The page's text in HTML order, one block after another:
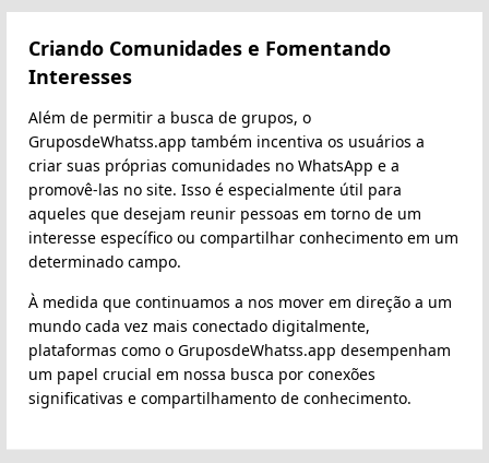
Criando Comunidades e Fomentando
Interesses
Além de permitir a busca de grupos, o
GruposdeWhatss.app também incentiva os usuários a
criar suas próprias comunidades no WhatsApp e a
promovê-las no site. Isso é especialmente útil para
aqueles que desejam reunir pessoas em torno de um
interesse específico ou compartilhar conhecimento em um
determinado campo.
À medida que continuamos a nos mover em direção a um
mundo cada vez mais conectado digitalmente,
plataformas como o GruposdeWhatss.app desempenham
um papel crucial em nossa busca por conexões
significativas e compartilhamento de conhecimento.